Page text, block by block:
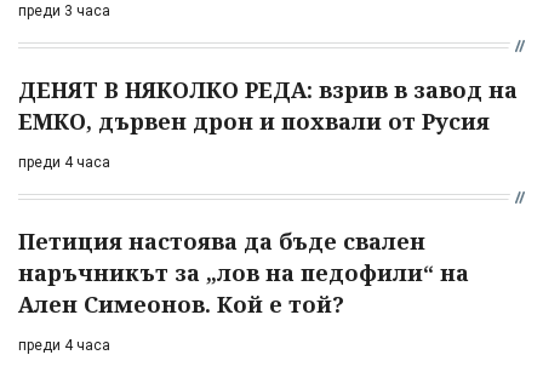
преди 3 часа
ДЕНЯТ В НЯКОЛКО РЕДА: взрив в завод на
ЕМКО, дървен дрон и похвали от Русия
преди 4 часа
Петиция настоява да бъде свален
наръчникът за „лов на педофили“ на
Ален Симеонов. Кой е той?
преди 4 часа